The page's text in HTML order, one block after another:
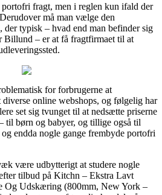
fragt, men i reglen kun ifald der
må man vælge den
der typisk – hvad end man befinder sig
– er at få fragtfirmaet til at
for forbrugerne at
online webshops, og følgelig har
set sig tvunget til at nedsætte priserne
til børn og babyer, og tillige også til
endda nogle gange frembyde portofri
være udbytterigt at studere nogle
tilbud på Kitchn – Ekstra Lavt
Og Udskæring (800mm, New York –